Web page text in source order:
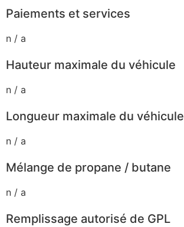
Paiements et services
n / a
Hauteur maximale du véhicule
n / a
Longueur maximale du véhicule
n / a
Mélange de propane / butane
n / a
Remplissage autorisé de GPL